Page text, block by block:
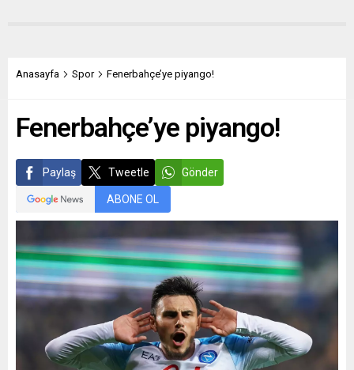
Anasayfa Spor Fenerbahçe’ye piyango!
Fenerbahçe’ye piyango!
Paylaş Tweetle Gönder
ABONE OL